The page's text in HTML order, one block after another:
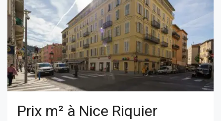
Prix m² à Nice Riquier